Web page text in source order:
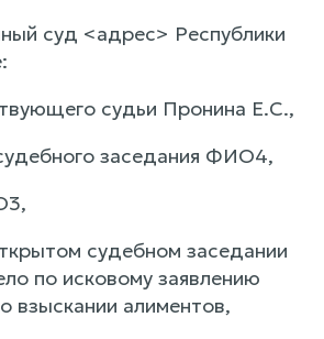
суд <адрес> Республики
судьи Пронина Е.С.,
заседания ФИО4,
судебном заседании
по исковому заявлению
алиментов,